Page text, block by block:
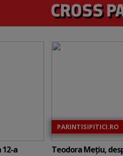
a
PARINTISIPITICI.RO
Teodora Mețiu,